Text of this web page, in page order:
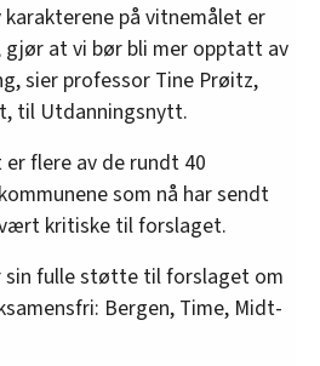
på vitnemålet er
at vi bør bli mer opptatt av
sier professor Tine Prøitz,
til Utdanningsnytt.
flere av de rundt 40
som nå har sendt
kritiske til forslaget.
sin fulle støtte til forslaget om
Bergen, Time, Midt-